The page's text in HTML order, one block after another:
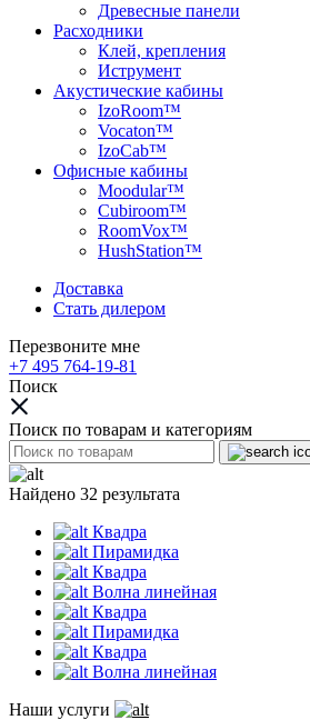
Древесные панели
Расходники
Клей, крепления
Иструмент
Акустические кабины
IzoRoom™
Vocaton™
IzoCab™
Офисные кабины
Moodular™
Cubiroom™
RoomVox™
HushStation™
Доставка
Стать дилером
Перезвоните мне
+7 495 764-19-81
Поиск
Поиск по товарам и категориям
Найдено 32 результата
Квадра
Пирамидка
Квадра
Волна линейная
Квадра
Пирамидка
Квадра
Волна линейная
Наши услуги